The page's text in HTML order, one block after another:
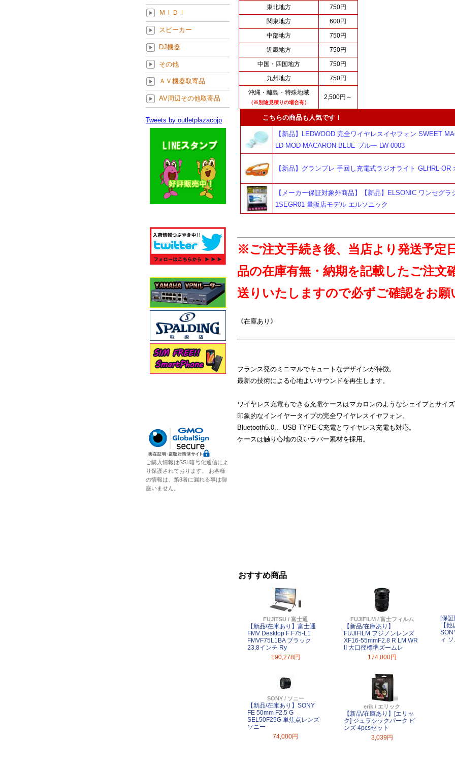
東北地方
750円
関東地方
600円
中部地方
750円
近畿地方
750円
中国・四国地方
750円
九州地方
750円
沖縄・離島・特殊地域
（※別途見積りの場合有）
2,500円～
こちらの商品も人気です！
【新品】LEDWOOD 完全ワイヤレスイヤフォン SWEET
LD-MOD-MACARON-BLUE ブルー LW-0003
【新品】グランプレ 手回し充電式ラジオライト GLHRL-OR
【メーカー保証対象外商品】【新品】ELSONIC ワンセグラ
1SEGR01 量販店モデル エルソニック
※ご注文手続き後、当店より発送予定
品の在庫有無・納期を記載したご注文
送りいたしますので必ずご確認をお願
《在庫あり》
フランス発のミニマルでキュートなデザインが特徴。
最新の技術による心地よいサウンドを再生します。
ワイヤレス充電もできる充電ケースはマカロンのようなシェイプとサイ
印象的なインイヤータイプの完全ワイヤレスイヤフォン。
Bluetooth5.0,、USB TYPE-C充電とワイヤレス充電も対応。
ケースは触り心地の良いラバー素材を採用。
おすすめ商品
FUJITSU / 富士通
【新品/在庫あり】富士通
FMV Desktop F F75-L1
FMVF75L1BA ブラック
23.8インチ Ry
190,278円
FUJIFILM / 富士フィルム
【新品/在庫あり】
FUJIFILM フジノンレンズ
XF16-55mmF2.8 R LM WR
II 大口径標準ズームレ
174,000円
[保
【
ィ
SONY / ソニー
【新品/在庫あり】SONY
FE 50mm F2.5 G
SEL50F25G 単焦点レンズ
ソニー
74,000円
erik / エリック
【新品/在庫あり】[エリッ
ク] ジュラシックパーク ピ
ンズ 4pcsセット
3,039円
ＭＩＤＩ
スピーカー
DJ機器
その他
ＡＶ機器取寄品
AV周辺その他取寄品
Tweets by outletplazacojp
ご購入情報はSSL暗号化通信によ
り保護されております。 お客様
の情報は、第3者に漏れる事は御
座いません。